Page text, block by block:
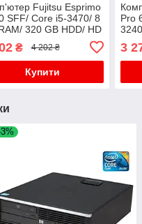
Fujitsu Esprimo
SFF/ Core i5-3470/ 8
320 GB HDD/ HD
₴ 4 202 ₴
Купити
Pro
3